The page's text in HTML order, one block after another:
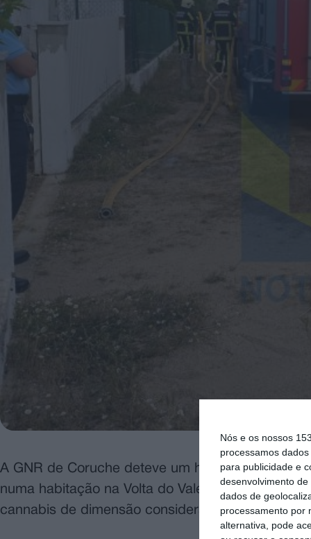
Nós e os nossos
processamos
para publicidade e
desenvolvimento de
dados de
processamento por
alternativa, pode
A GNR de Coruche deteve um homem e
numa habitação na Volta do Vale, concelho de
cannabis de dimensão considerável.